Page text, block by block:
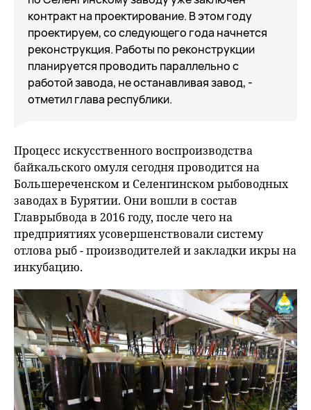
контракт на проектирование. В этом году
проектируем, со следующего года начнется
реконструкция. Работы по реконструкции
планируется проводить параллельно с
работой завода, не останавливая завод, -
отметил глава республики.
Процесс искусственного воспроизводства
байкальского омуля сегодня проводится на
Большереченском и Селенгинском рыбоводных
заводах в Бурятии. Они вошли в состав
Главрыбвода в 2016 году, после чего на
предприятиях усовершенствовали систему
отлова рыб - производителей и закладки икры на
инкубацию.